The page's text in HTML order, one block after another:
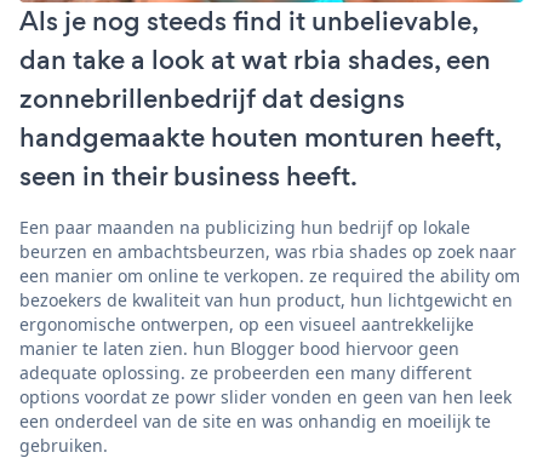
Als je nog steeds find it unbelievable,
dan take a look at wat rbia shades, een
zonnebrillenbedrijf dat designs
handgemaakte houten monturen heeft,
seen in their business heeft.
Een paar maanden na publicizing hun bedrijf op lokale
beurzen en ambachtsbeurzen, was rbia shades op zoek naar
een manier om online te verkopen. ze required the ability om
bezoekers de kwaliteit van hun product, hun lichtgewicht en
ergonomische ontwerpen, op een visueel aantrekkelijke
manier te laten zien. hun Blogger bood hiervoor geen
adequate oplossing. ze probeerden een many different
options voordat ze powr slider vonden en geen van hen leek
een onderdeel van de site en was onhandig en moeilijk te
gebruiken.